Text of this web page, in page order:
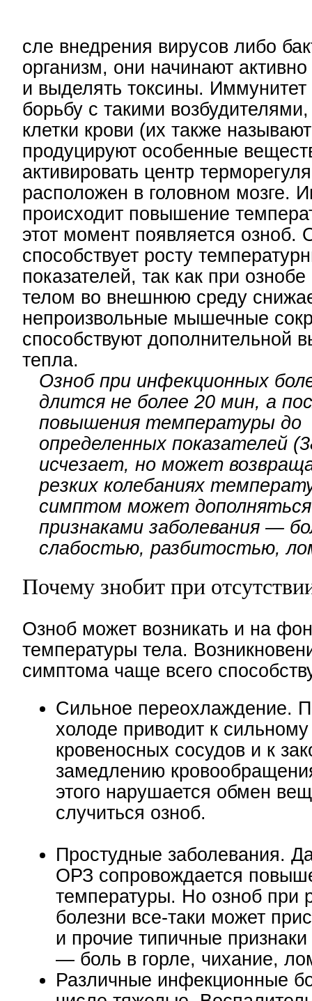
сле внедрения вирусов либо
организм, они начинают
и выделять токсины. Иммунитет
борьбу с такими
клетки крови (их также
продуцируют особенные
активировать центр
расположен в головном мозге.
происходит повышение
этот момент появляется озноб.
способствует росту
показателей, так как при
телом во внешнюю среду
непроизвольные мышечные
способствуют дополнительной
тепла.
Озноб при инфекционных
длится не более 20 мин, а
повышения температуры до
определенных показателей
исчезает, но может
резких колебаниях
симптом может
признаками заболевания —
слабостью, разбитостью,
Почему знобит при
Озноб может возникать и на
температуры тела.
симптома чаще всего
Сильное переохлаждение.
холоде приводит к
кровеносных сосудов и к
замедлению
этого нарушается обмен
случиться озноб.
Простудные заболевания.
ОРЗ сопровождается
температуры. Но озноб при
болезни все-таки может
и прочие типичные
— боль в горле, чихание,
Различные инфекционные